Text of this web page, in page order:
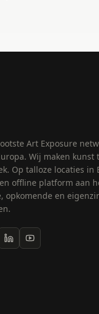
natuur-, en
door de aanschaf
op de vierkante
versterken dat effect.
Art Exposure
Wij maken kunst
Op talloze locaties in
en offline platform aan
opkomende en